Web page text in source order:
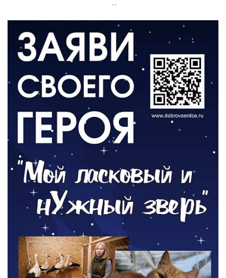
ВЛАСТЬ
День памяти и «Симфония народов»
06.08.2026
Новый настил на экотропе
05.08.2026